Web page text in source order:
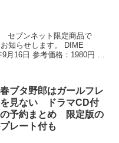
セブンネット限定商品で
知らせします。 DIME
月16日 参考価格：1980円 出
ブタ野郎はガールフレ
を見ない ドラマCD付
の予約まとめ 限定版の
レート付も